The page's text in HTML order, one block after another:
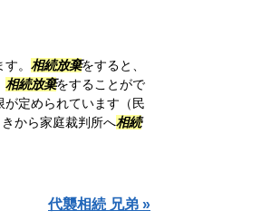
。 相続放棄をすると、
相続放棄をすることがで
定められています（民
から家庭裁判所へ相続
代襲相続 兄弟 »